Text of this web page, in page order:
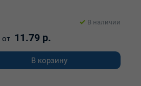
В наличии
от 11.79 р.
В корзину